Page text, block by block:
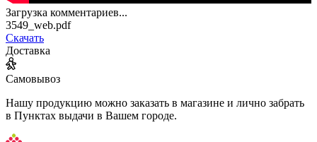
Загрузка комментариев...
3549_web.pdf
Скачать
Доставка
Самовывоз
Нашу продукцию можно заказать в магазине и лично забрать
в Пунктах выдачи в Вашем городе.